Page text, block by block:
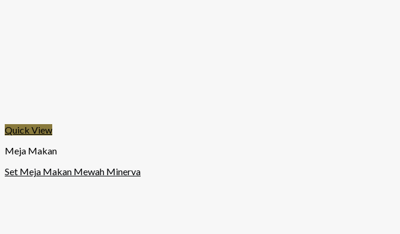
Quick View
Meja Makan
Set Meja Makan Mewah Minerva